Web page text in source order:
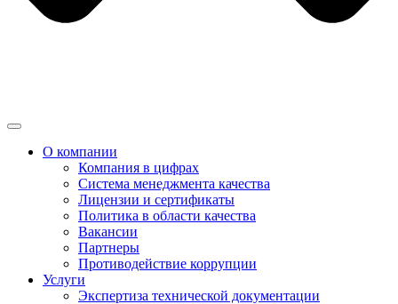
О компании
Компания в цифрах
Система менеджмента качества
Лицензии и сертификаты
Политика в области качества
Вакансии
Партнеры
Противодействие коррупции
Услуги
Экспертиза технической документации